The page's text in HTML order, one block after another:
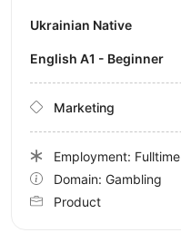
Ukrainian Native
English A1 - Beginner
Marketing
Employment: Fulltime
Domain: Gambling
Product